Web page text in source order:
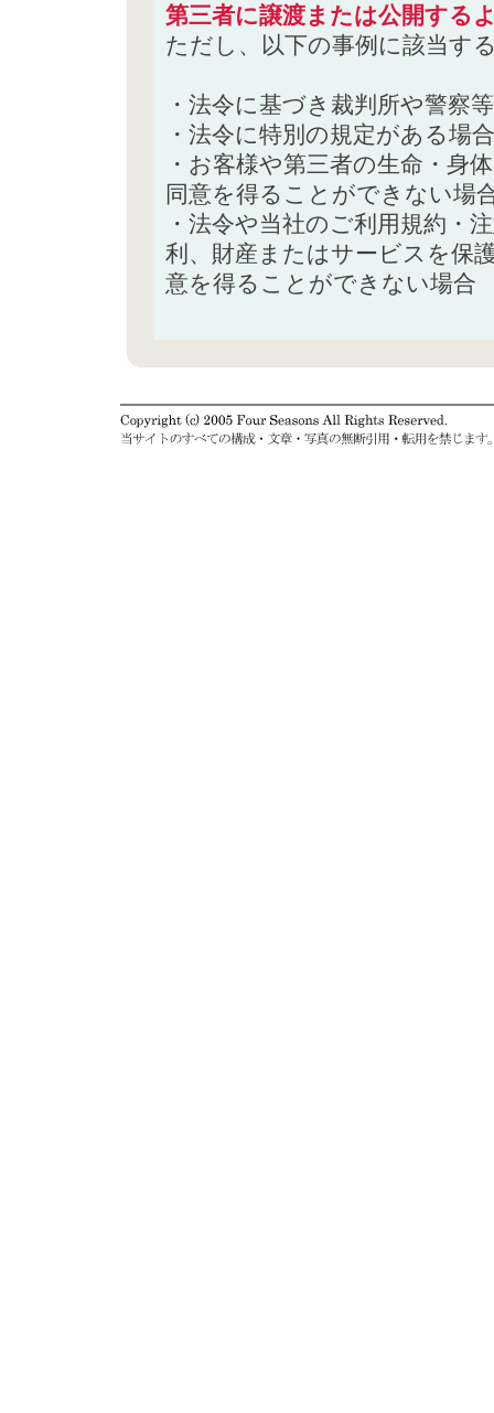
第三者に譲渡または公開する
ただし、以下の事例に該当す
・法令に基づき裁判所や警察
・法令に特別の規定がある場合
・お客様や第三者の生命・身
同意を得ることができない場
・法令や当社のご利用規約・
利、財産またはサービスを保
意を得ることができない場合